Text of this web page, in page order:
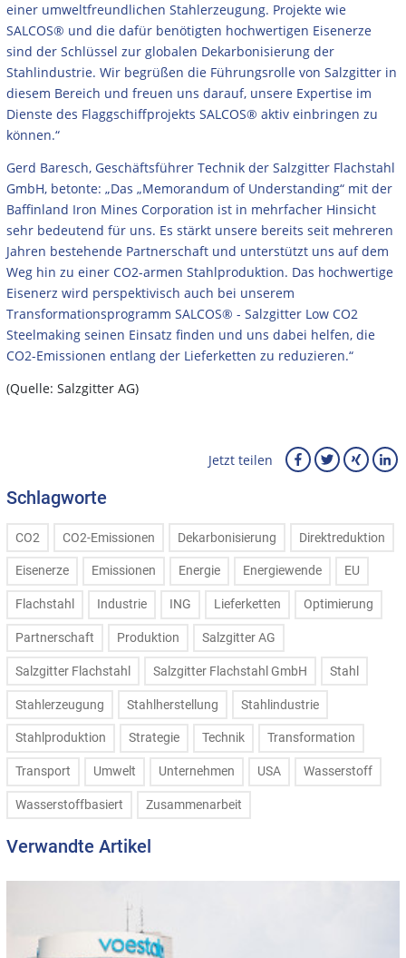
einer umweltfreundlichen Stahlerzeugung. Projekte wie
SALCOS® und die dafür benötigten hochwertigen Eisenerze
sind der Schlüssel zur globalen Dekarbonisierung der
Stahlindustrie. Wir begrüßen die Führungsrolle von Salzgitter in
diesem Bereich und freuen uns darauf, unsere Expertise im
Dienste des Flaggschiffprojekts SALCOS® aktiv einbringen zu
können.“
Gerd Baresch, Geschäftsführer Technik der Salzgitter Flachstahl
GmbH, betonte: „Das „Memorandum of Understanding“ mit der
Baffinland Iron Mines Corporation ist in mehrfacher Hinsicht
sehr bedeutend für uns. Es stärkt unsere bereits seit mehreren
Jahren bestehende Partnerschaft und unterstützt uns auf dem
Weg hin zu einer CO2-armen Stahlproduktion. Das hochwertige
Eisenerz wird perspektivisch auch bei unserem
Transformationsprogramm SALCOS® - Salzgitter Low CO2
Steelmaking seinen Einsatz finden und uns dabei helfen, die
CO2-Emissionen entlang der Lieferketten zu reduzieren.“
(Quelle: Salzgitter AG)
Jetzt teilen
Schlagworte
CO2 CO2-Emissionen Dekarbonisierung Direktreduktion
Eisenerze Emissionen Energie Energiewende EU
Flachstahl Industrie ING Lieferketten Optimierung
Partnerschaft Produktion Salzgitter AG
Salzgitter Flachstahl Salzgitter Flachstahl GmbH Stahl
Stahlerzeugung Stahlherstellung Stahlindustrie
Stahlproduktion Strategie Technik Transformation
Transport Umwelt Unternehmen USA Wasserstoff
Wasserstoffbasiert Zusammenarbeit
Verwandte Artikel